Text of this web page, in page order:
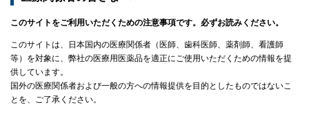
このサイトをご利用いただくための注意事項です。必ずお読みください。
このサイトは、日本国内の医療関係者（医師、歯科医師、薬剤師、看護師
等）を対象に、弊社の医療用医薬品を適正にご使用いただくための情報を提
供しています。
国外の医療関係者および一般の方への情報提供を目的としたものではないこ
とを、ご了承ください。